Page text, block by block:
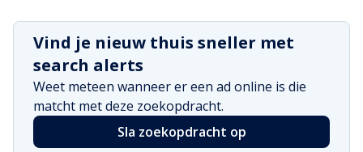
Vind je nieuw thuis sneller met
search alerts
Weet meteen wanneer er een ad online is die
matcht met deze zoekopdracht.
Sla zoekopdracht op